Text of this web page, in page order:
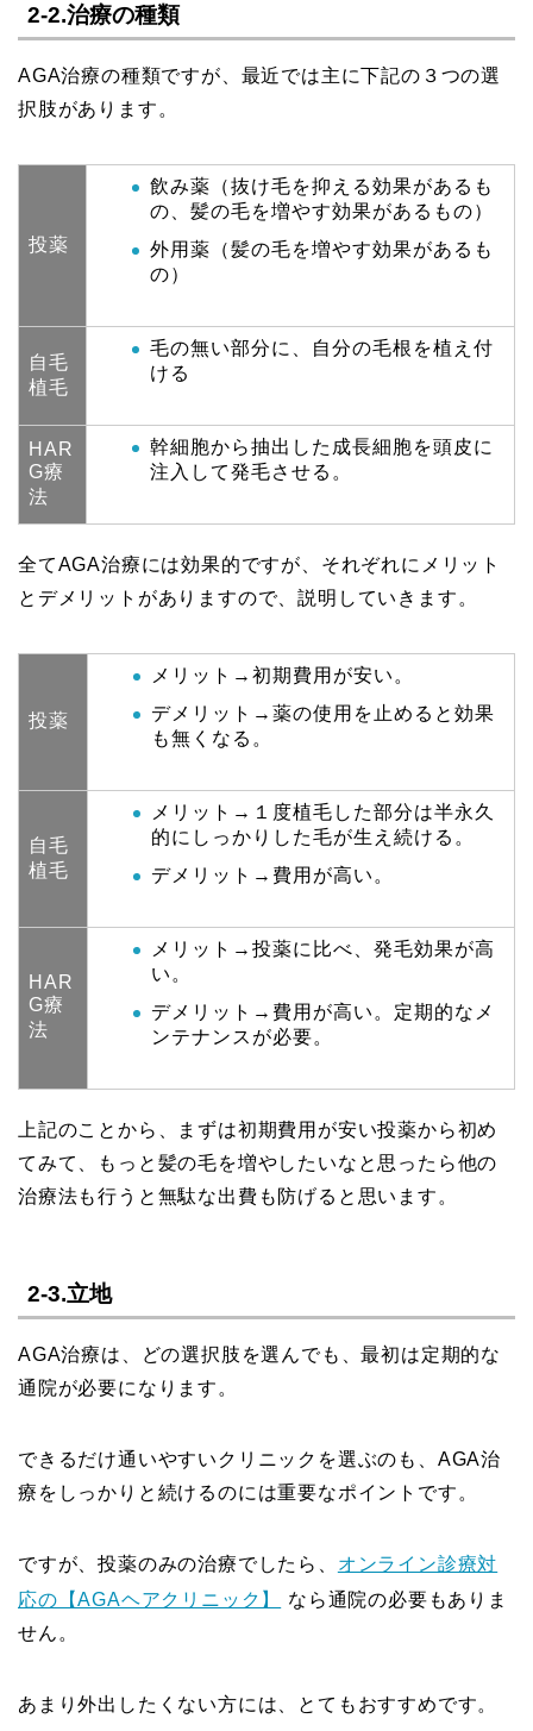
2-2.治療の種類
AGA治療の種類ですが、最近では主に下記の３つの選
択肢があります。
投薬
飲み薬（抜け毛を抑える効果があるも
の、髪の毛を増やす効果があるもの）
外用薬（髪の毛を増やす効果があるも
の）
自毛
植毛
毛の無い部分に、自分の毛根を植え付
ける
HAR
G療
法
幹細胞から抽出した成長細胞を頭皮に
注入して発毛させる。
全てAGA治療には効果的ですが、それぞれにメリット
とデメリットがありますので、説明していきます。
投薬
メリット→初期費用が安い。
デメリット→薬の使用を止めると効果
も無くなる。
自毛
植毛
メリット→１度植毛した部分は半永久
的にしっかりした毛が生え続ける。
デメリット→費用が高い。
HAR
G療
法
メリット→投薬に比べ、発毛効果が高
い。
デメリット→費用が高い。定期的なメ
ンテナンスが必要。
上記のことから、まずは初期費用が安い投薬から初め
てみて、もっと髪の毛を増やしたいなと思ったら他の
治療法も行うと無駄な出費も防げると思います。
2-3.立地
AGA治療は、どの選択肢を選んでも、最初は定期的な
通院が必要になります。
できるだけ通いやすいクリニックを選ぶのも、AGA治
療をしっかりと続けるのには重要なポイントです。
ですが、投薬のみの治療でしたら、 オンライン診療対
応の【AGAヘアクリニック】
なら通院の必要もありま
せん。
あまり外出したくない方には、とてもおすすめです。